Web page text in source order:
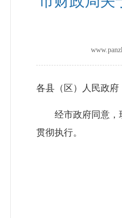
各县（区）人民政
经市政府同意，现
贯彻执行。